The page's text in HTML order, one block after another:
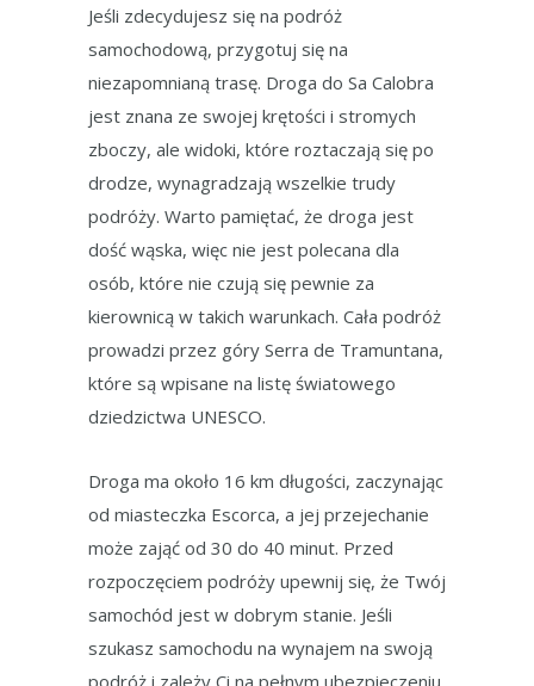
Jeśli zdecydujesz się na podróż
samochodową, przygotuj się na
niezapomnianą trasę. Droga do Sa Calobra
jest znana ze swojej krętości i stromych
zboczy, ale widoki, które roztaczają się po
drodze, wynagradzają wszelkie trudy
podróży. Warto pamiętać, że droga jest
dość wąska, więc nie jest polecana dla
osób, które nie czują się pewnie za
kierownicą w takich warunkach. Cała podróż
prowadzi przez góry Serra de Tramuntana,
które są wpisane na listę światowego
dziedzictwa UNESCO.
Droga ma około 16 km długości, zaczynając
od miasteczka Escorca, a jej przejechanie
może zająć od 30 do 40 minut. Przed
rozpoczęciem podróży upewnij się, że Twój
samochód jest w dobrym stanie. Jeśli
szukasz samochodu na wynajem na swoją